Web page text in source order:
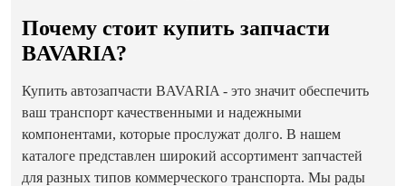
Почему стоит купить запчасти
BAVARIA?
Купить автозапчасти BAVARIA - это значит обеспечить
ваш транспорт качественными и надежными
компонентами, которые прослужат долго. В нашем
каталоге представлен широкий ассортимент запчастей
для разных типов коммерческого транспорта. Мы рады